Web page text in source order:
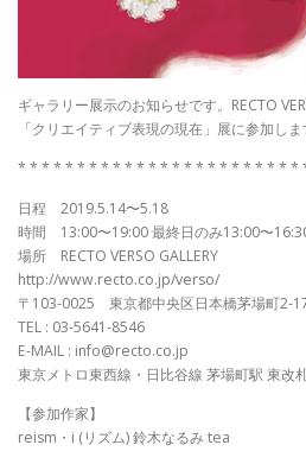
ギャラリー展示のお知らせです。RECTO
「クリエイティブ表現の現在」展に参加しま
* * * * * * * * * * * * * * * * * * * * * * * *
日程 2019.5.14〜5.18
時間 13:00〜19:00 最終日のみ13:00〜
場所 RECTO VERSO GALLERY
http://www.recto.co.jp/verso/
〒103-0025 東京都中央区日本橋茅場町2-
TEL : 03-5641-8546
E-MAIL : info@recto.co.jp
東京メトロ東西線・日比谷線 茅場町駅 東改
【参加作家】
reism・i (リズム) 鈴木なるみ tea